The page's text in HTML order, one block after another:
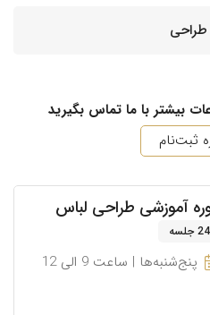
بیشتر با ما تماس بگیرید
ثبت‌نام
آموزشی طراحی لباس
24 جلسه
پنج‌شنبه‌ها | ساعت 9 الی 12